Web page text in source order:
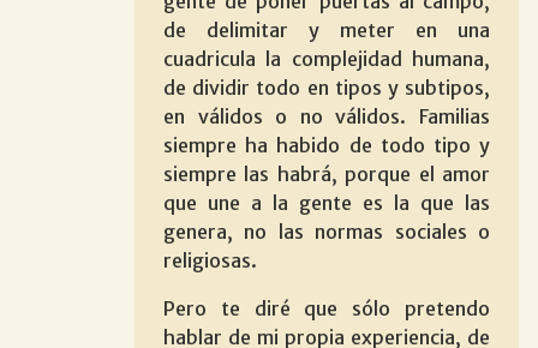
de delimitar y meter en una
cuadricula la complejidad humana,
de dividir todo en tipos y subtipos,
en válidos o no válidos. Familias
siempre ha habido de todo tipo y
siempre las habrá, porque el amor
que une a la gente es la que las
genera, no las normas sociales o
religiosas.
Pero te diré que sólo pretendo
hablar de mi propia experiencia, de